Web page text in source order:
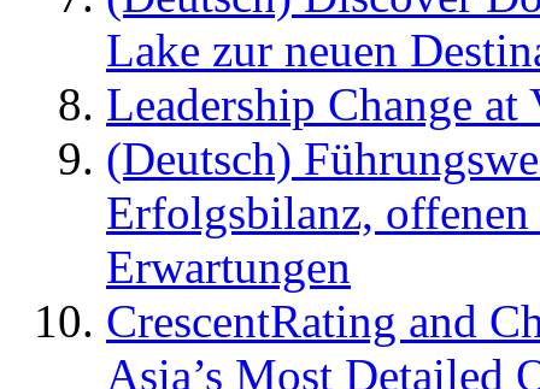
Lake zur neuen
Leadership Change
(Deutsch)
Erfolgsbilanz,
Erwartungen
CrescentRating and
Asia’s Most Detailed